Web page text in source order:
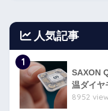
人気記事
1
SAXON
温ダイヤ
8952